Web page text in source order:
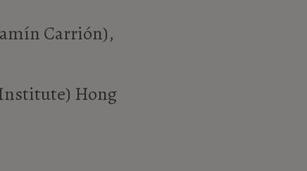
Carrión),
Hong